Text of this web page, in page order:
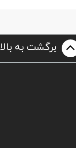
برگشت به بالا